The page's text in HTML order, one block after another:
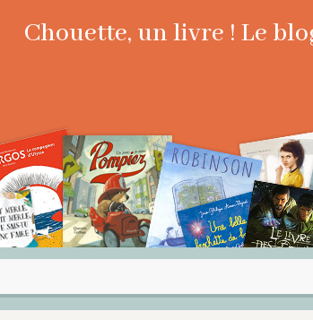
Chouette, un livre ! Le